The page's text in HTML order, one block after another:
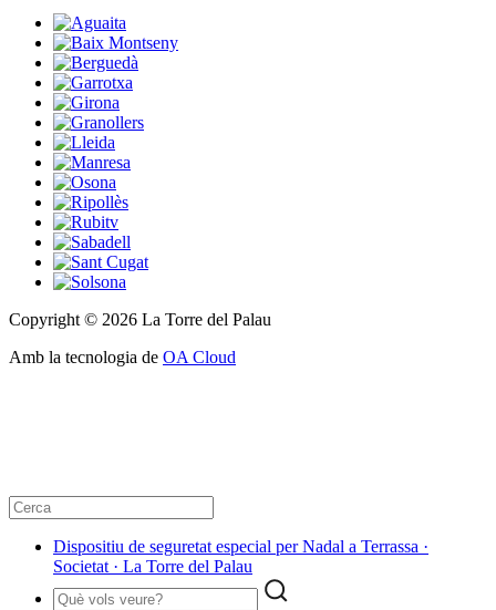
Copyright © 2026 La Torre del Palau
Amb la tecnologia de OA Cloud
Dispositiu de seguretat especial per Nadal a Terrassa ·
Societat · La Torre del Palau